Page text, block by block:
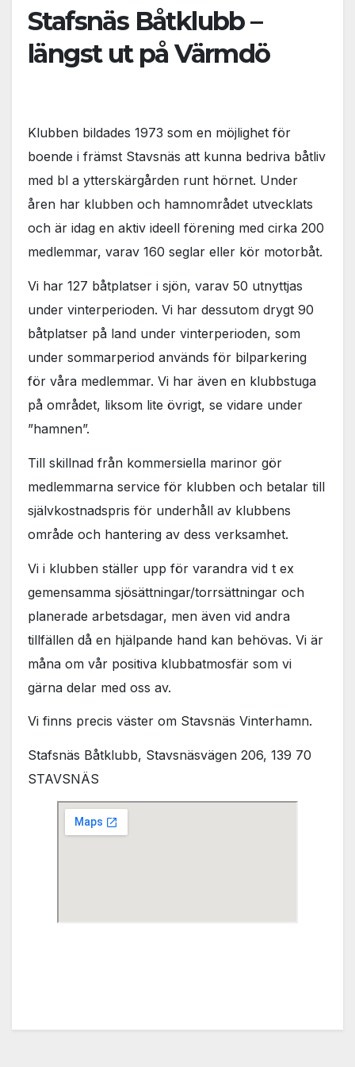
Stafsnäs Båtklubb –
längst ut på Värmdö
Klubben bildades 1973 som en möjlighet för
boende i främst Stavsnäs att kunna bedriva båtliv
med bl a ytterskärgården runt hörnet. Under
åren har klubben och hamnområdet utvecklats
och är idag en aktiv ideell förening med cirka 200
medlemmar, varav 160 seglar eller kör motorbåt.
Vi har 127 båtplatser i sjön, varav 50 utnyttjas
under vinterperioden. Vi har dessutom drygt 90
båtplatser på land under vinterperioden, som
under sommarperiod används för bilparkering
för våra medlemmar. Vi har även en klubbstuga
på området, liksom lite övrigt, se vidare under
”hamnen”.
Till skillnad från kommersiella marinor gör
medlemmarna service för klubben och betalar till
självkostnadspris för underhåll av klubbens
område och hantering av dess verksamhet.
Vi i klubben ställer upp för varandra vid t ex
gemensamma sjösättningar/torrsättningar och
planerade arbetsdagar, men även vid andra
tillfällen då en hjälpande hand kan behövas. Vi är
måna om vår positiva klubbatmosfär som vi
gärna delar med oss av.
Vi finns precis väster om Stavsnäs Vinterhamn.
Stafsnäs Båtklubb, Stavsnäsvägen 206, 139 70
STAVSNÄS